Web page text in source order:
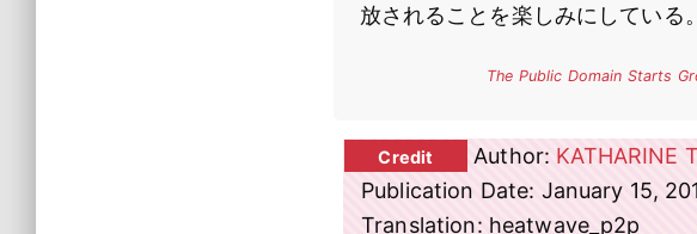
放されることを楽しみにしている。
The Public Domain Starts
Author: KATHARINE
Publication Date: January 15,
Translation: heatwave_p2p